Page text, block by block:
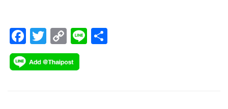
F
ac
e
T
wi
tt
C
o
p
Li